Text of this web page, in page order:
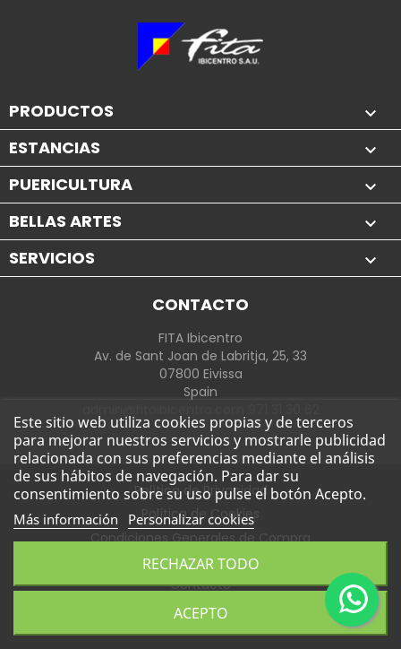
PRODUCTOS 
ESTANCIAS 
PUERICULTURA 
BELLAS ARTES 
SERVICIOS 
CONTACTO
FITA Ibicentro
Av. de Sant Joan de Labritja, 25, 33
07800 Eivissa
Spain
Este sitio web utiliza cookies propias y de terceros
para mejorar nuestros servicios y mostrarle publicidad
relacionada con sus preferencias mediante el análisis
de sus hábitos de navegación. Para dar su
consentimiento sobre su uso pulse el botón Acepto.
Más información Personalizar cookies
RECHAZAR TODO
ACEPTO
Política de Privacidad
Política de Cookies
Condiciones Generales de Compra
Política de Envíos y Devoluciones
Contacto
Aviso legal